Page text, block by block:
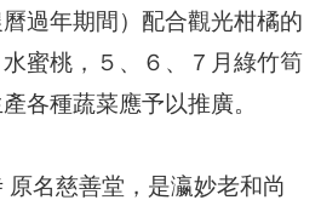
過年期間）配合觀光柑橘的
蜜桃，５、６、７月綠竹筍
各種蔬菜應予以推廣。
原名慈善堂，是瀛妙老和尚